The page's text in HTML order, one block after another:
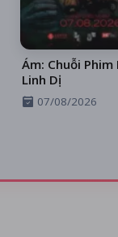
Ám: Chuỗi Phim
Linh Dị
07/08/2026